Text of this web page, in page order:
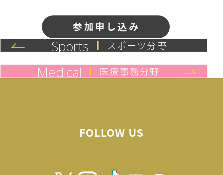
参加申し込み
Sports スポーツ分野
Medical 医療事務分野
FOLLOW US